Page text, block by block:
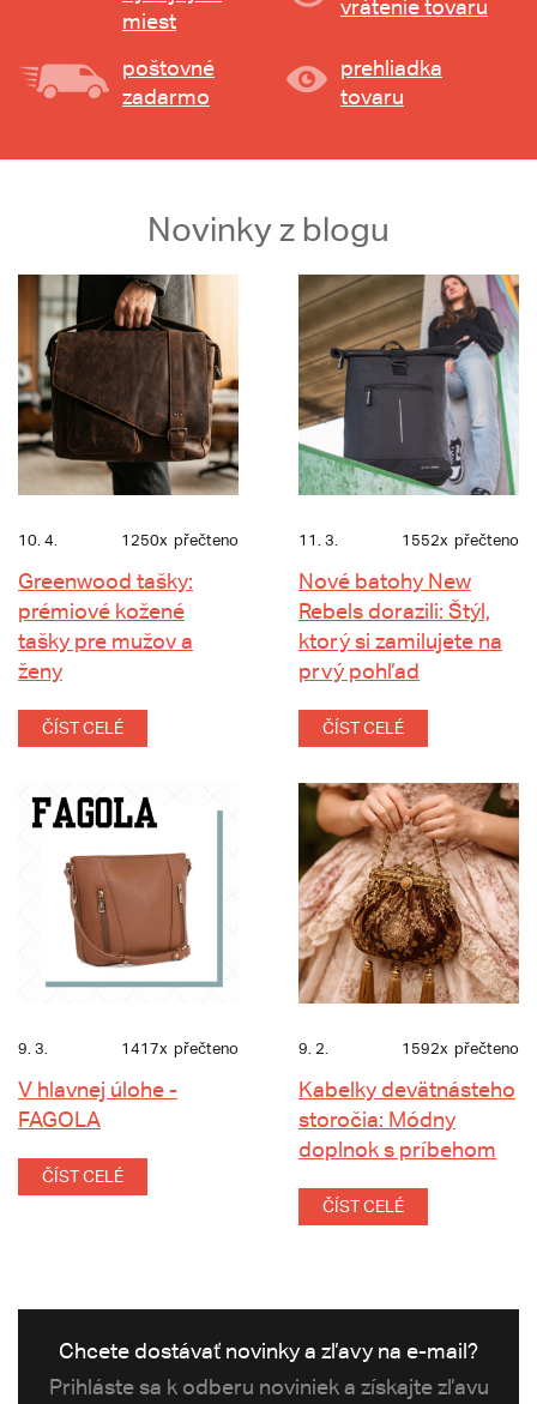
miest
vrátenie tovaru
poštovné
zadarmo
prehliadka
tovaru
Novinky z blogu
10. 4. 1250x přečteno
Greenwood tašky:
prémiové kožené
tašky pre mužov a
ženy
ČÍST CELÉ
11. 3. 1552x přečteno
Nové batohy New
Rebels dorazili: Štýl,
ktorý si zamilujete na
prvý pohľad
ČÍST CELÉ
9. 3. 1417x přečteno
V hlavnej úlohe -
FAGOLA
ČÍST CELÉ
9. 2. 1592x přečteno
Kabelky devätnásteho
storočia: Módny
doplnok s príbehom
ČÍST CELÉ
Chcete dostávať novinky a zľavy na e-mail?
Prihláste sa k odberu noviniek a získajte zľavu